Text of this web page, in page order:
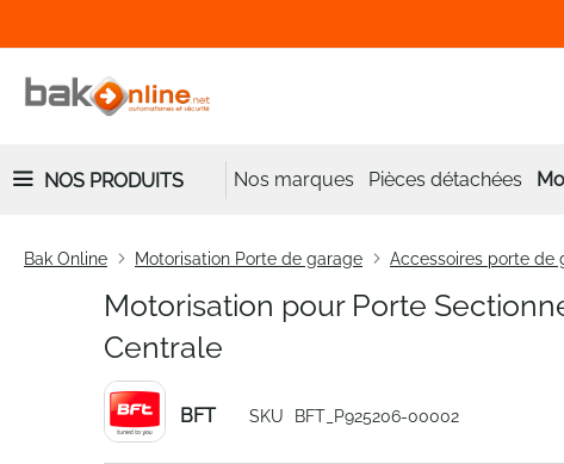
NOS PRODUITS Nos marques Pièces détachées
Bak Online Motorisation Porte de garage Accessoires porte de
Motorisation pour Porte
Centrale
BFT SKU BFT_P925206-00002